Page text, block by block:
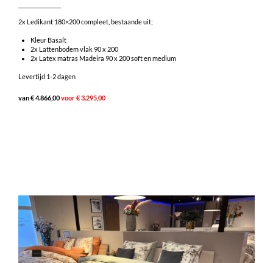
2x Ledikant 180×200 compleet, bestaande uit;
Kleur Basalt
2x Lattenbodem vlak 90 x 200
2x Latex matras Madeira 90 x 200 soft en medium
Levertijd 1-2 dagen
van € 4.866,00voor € 3.295,00